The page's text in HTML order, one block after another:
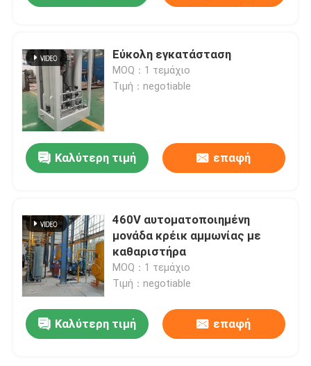
Σπίτι
Προϊόντα
Εύκολη εγκατάσταση
MOQ：1 τεμάχιο
Τιμή：negotiable
Καλύτερη τιμή επαφή
460V αυτοματοποιημένη
μονάδα κρέικ αμμωνίας με
καθαριστήρα
MOQ：1 τεμάχιο
Τιμή：negotiable
Καλύτερη τιμή επαφή
ISO Container Mobile PSA Generators για αέριο και πετρέλαιο